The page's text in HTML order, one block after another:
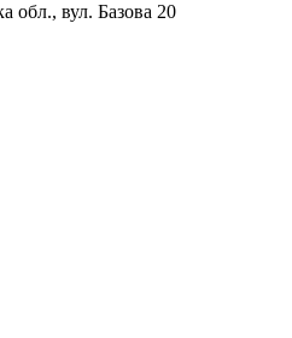
обл., вул. Базова 20